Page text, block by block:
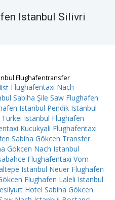
Istanbul Silivri
Flughafentransfer
Flughafentaxi Nach
Sabiha Şile Saw Flughafen
Istanbul Pendik Istanbul
Türkei Istanbul Flughafen
Kucukyali Flughafentaxi
Sabiha Gökcen Transfer
Gökcen Nach Istanbul
Flughafentaxi Vom
Istanbul Neuer Flughafen
Flughafen Laleli Istanbul
Hotel Sabiha Gökcen